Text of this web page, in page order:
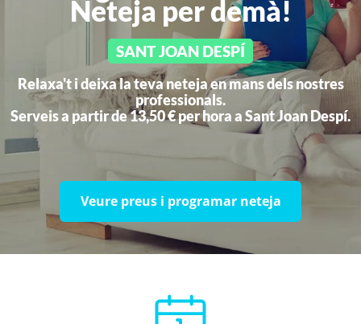
Neteja per demà!
SANT JOAN DESPÍ
Relaxa't i deixa la teva neteja en mans dels nostres
professionals.
Serveis a partir de 13,50 € per hora aSant Joan Despí.
Veure preus i programar neteja